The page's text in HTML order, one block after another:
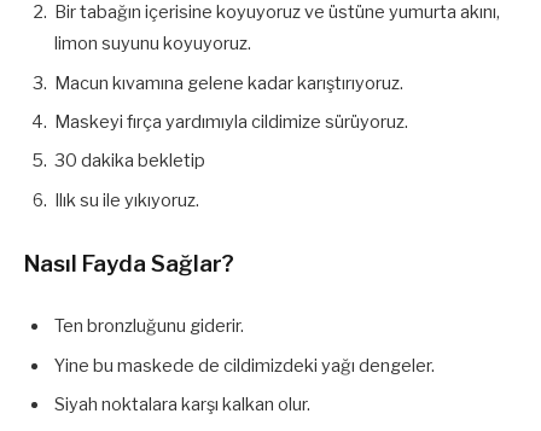
Bir tabağın içerisine koyuyoruz ve üstüne yumurta akını,
limon suyunu koyuyoruz.
Macun kıvamına gelene kadar karıştırıyoruz.
Maskeyi fırça yardımıyla cildimize sürüyoruz.
30 dakika bekletip
Ilık su ile yıkıyoruz.
Nasıl Fayda Sağlar?
Ten bronzluğunu giderir.
Yine bu maskede de cildimizdeki yağı dengeler.
Siyah noktalara karşı kalkan olur.